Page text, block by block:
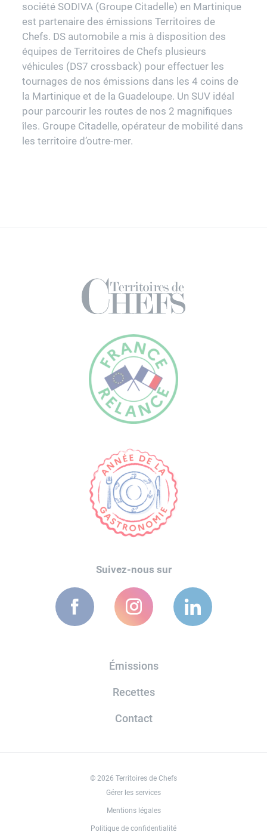
société SODIVA (Groupe Citadelle) en Martinique
est partenaire des émissions Territoires de
Chefs. DS automobile a mis à disposition des
équipes de Territoires de Chefs plusieurs
véhicules (DS7 crossback) pour effectuer les
tournages de nos émissions dans les 4 coins de
la Martinique et de la Guadeloupe. Un SUV idéal
pour parcourir les routes de nos 2 magnifiques
îles. Groupe Citadelle, opérateur de mobilité dans
les territoire d’outre-mer.
Suivez-nous sur
Émissions
Recettes
Contact
© 2026 Territoires de Chefs
Gérer les services
Mentions légales
Politique de confidentialité